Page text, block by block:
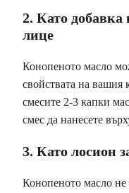
2. Като
лице
Конопеното масло
свойствата на вашия
смесите 2-3 капки
смес да нанесете
3. Като лосион
Конопеното масло не